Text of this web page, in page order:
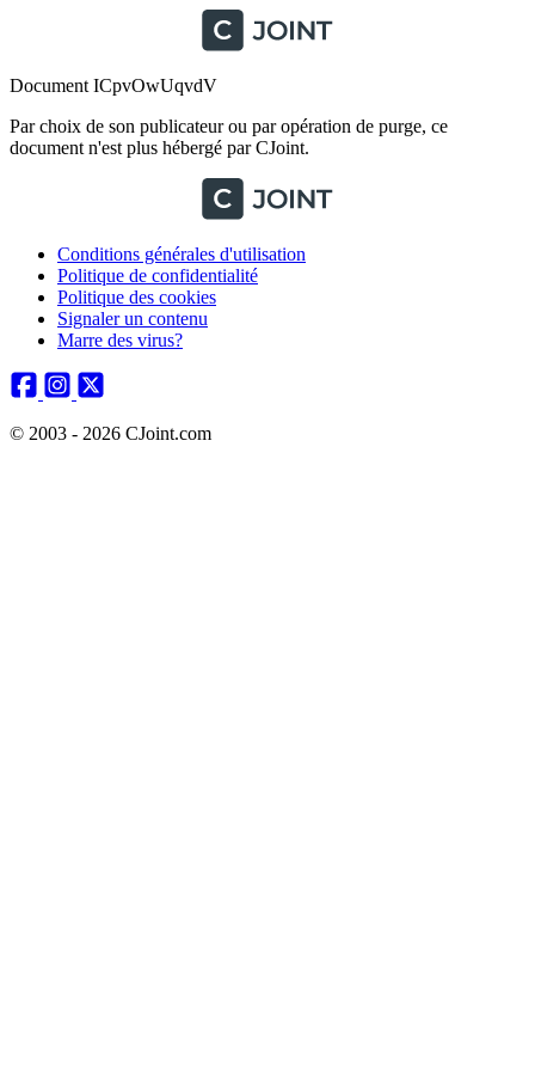
Document ICpvOwUqvdV
Par choix de son publicateur ou par opération de purge, ce
document n'est plus hébergé par CJoint.
Conditions générales d'utilisation
Politique de confidentialité
Politique des cookies
Signaler un contenu
Marre des virus?
© 2003 - 2026 CJoint.com